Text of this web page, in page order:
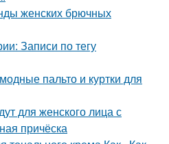
женских брючных
Записи по тегу
пальто и куртки для
для женского лица с
причёска